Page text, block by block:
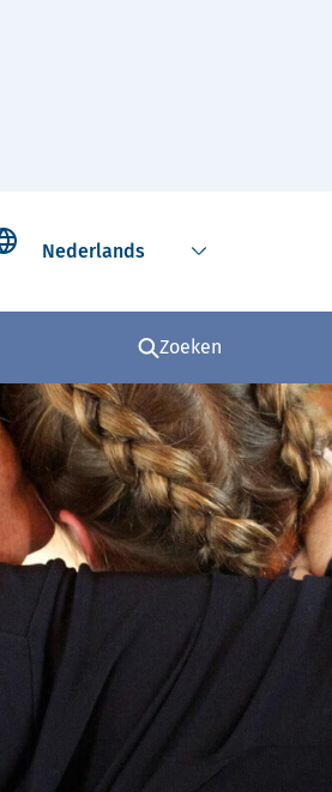
language
Zoeken